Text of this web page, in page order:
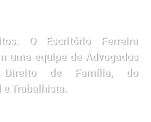
O Escritório Ferreira
uma equipe de Advogados
Direito de Família, do
e Trabalhista.